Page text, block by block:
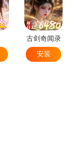
古剑奇闻录
安装